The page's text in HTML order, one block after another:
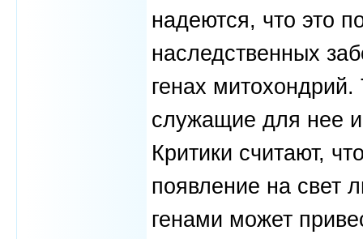
надеются, что это
наследственных
генах митохондрий.
служащие для нее
Критики считают,
появление на свет
генами может